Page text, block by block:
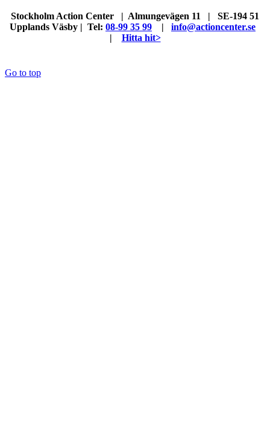
Stockholm Action Center | Almungevägen 11 | SE-194 51
Upplands Väsby | Tel: 08-99 35 99
info@actioncenter.se
Hitta hit>
Go to top